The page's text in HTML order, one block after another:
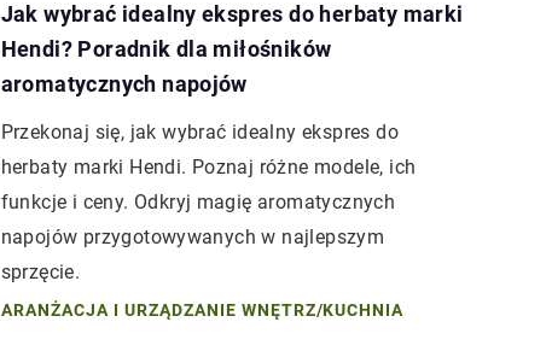
Jak wybrać idealny ekspres do herbaty marki
Hendi? Poradnik dla miłośników
aromatycznych napojów
Przekonaj się, jak wybrać idealny ekspres do
herbaty marki Hendi. Poznaj różne modele, ich
funkcje i ceny. Odkryj magię aromatycznych
napojów przygotowywanych w najlepszym
sprzęcie.
ARANŻACJA I URZĄDZANIE WNĘTRZ/KUCHNIA